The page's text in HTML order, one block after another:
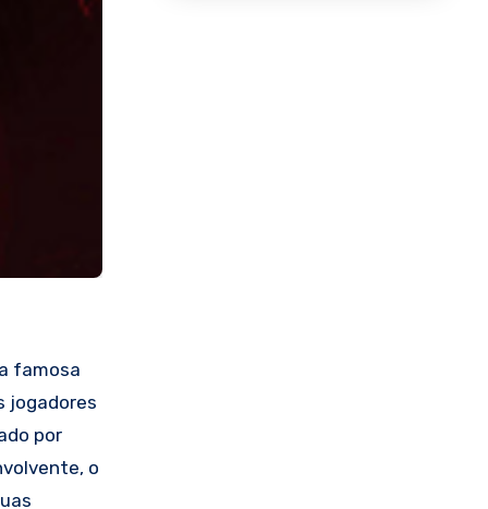
famosa
jogadores
por
o